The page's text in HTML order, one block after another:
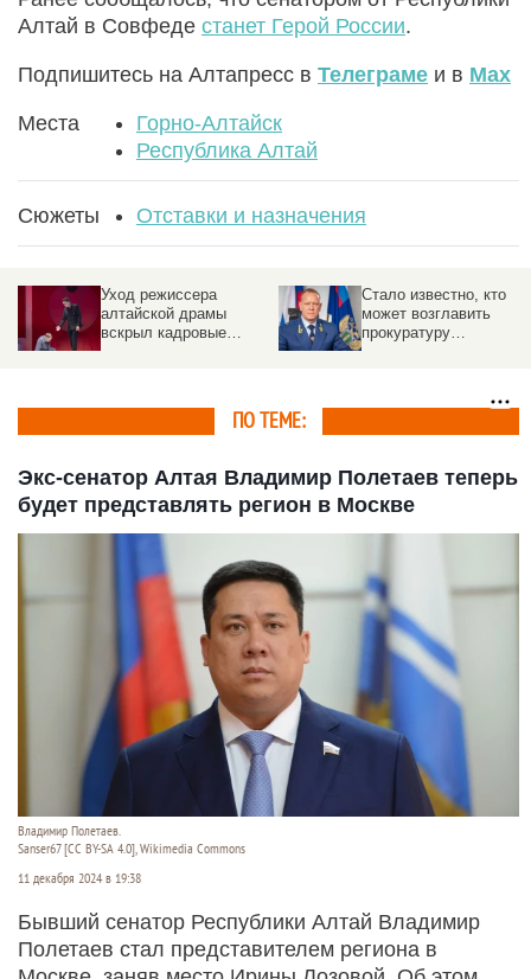
Алтай в Совфеде станет Герой России.
Подпишитесь на Алтапресс в Телеграме и в Max
Места
Горно-Алтайск
Республика Алтай
Сюжеты Отставки и назначения
Уход режиссера
алтайской драмы
вскрыл кадровые
Стало известно, кто
может возглавить
прокуратуру
ПО ТЕМЕ:
Экс-сенатор Алтая Владимир Полетаев теперь
будет представлять регион в Москве
Владимир Полетаев.
Sanser67 [CC BY-SA 4.0], Wikimedia Commons
11 декабря 2024 в 19:38
Бывший сенатор Республики Алтай Владимир
Полетаев стал представителем региона в